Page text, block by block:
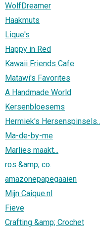
WolfDreamer
Haakmuts
Lique's
Happy in Red
Kawaii Friends Cafe
Matawi's Favorites
A Handmade World
Kersenbloesems
Hermiek's Hersenspinsels..
Ma-de-by-me
Marlies maakt...
ros &amp; co.
amazonepapegaaien
Mijn Caique.nl
Fieve
Crafting &amp; Crochet